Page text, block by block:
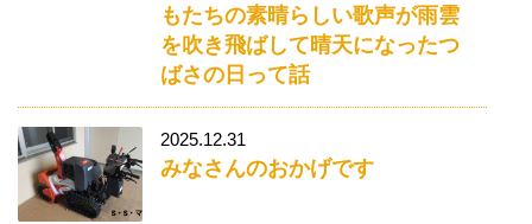
もたちの素晴らしい歌声が雨雲
を吹き飛ばして晴天になったつ
ばさの日って話
2025.12.31
みなさんのおかげです